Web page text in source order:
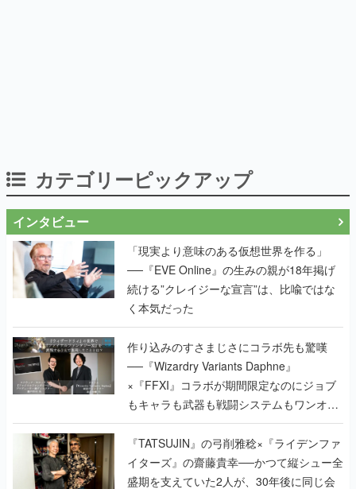
「現実より意味のある仮想世界を作る」
──『EVE Online』の生みの親が18年掲げ
く本気だった
作り込みのすさまじさにコラボ先も驚嘆
──『Wizardry Variants Daphne』
×『FFXI』コラボが期間限定なのにジョブ
もキャラも武器も戦闘システムもワンオフ
で作り込まれた理由を両ディレクターに聞
く
『TATSUJIN』の弓削雅稔×『ライデンファ
イターズ』の齋藤貴幸──かつて縦シュー全
盛期を支えていた2人が、30年後に同じ会
社で机を並べる理由とは。新作
『TATSUJIN EXTREME』で初タッグを組
んだレジェンド2人に訊く開発秘話
実写映像1000分、ルート分岐100種類以